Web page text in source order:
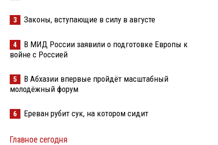
3 Законы, вступающие в силу в августе
4
В МИД России заявили о подготовке Европы к
войне с Россией
5
В Абхазии впервые пройдёт масштабный
молодёжный форум
6 Ереван рубит сук, на котором сидит
Главное сегодня